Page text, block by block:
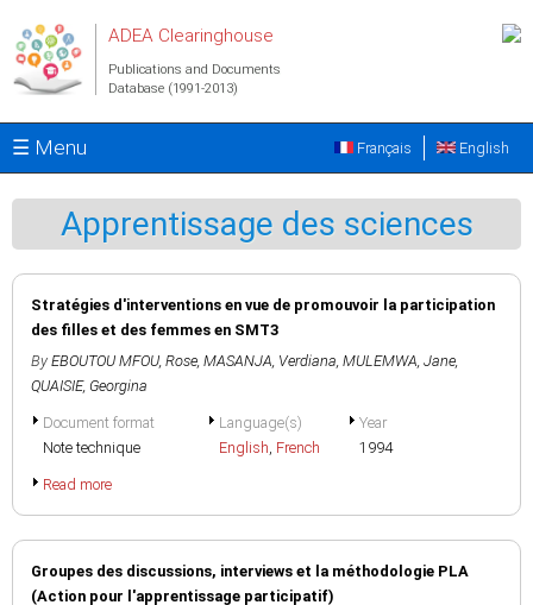
ADEA Clearinghouse
Publications and Documents
Database (1991-2013)
☰ Menu English
Français
Apprentissage des sciences
Stratégies d'interventions en vue de promouvoir la participation
des filles et des femmes en SMT3
By EBOUTOU MFOU, Rose, MASANJA, Verdiana, MULEMWA, Jane,
QUAISIE, Georgina
Document format
Note technique
Language(s)
English, French
Year
1994
Read more
Groupes des discussions, interviews et la méthodologie PLA
(Action pour l'apprentissage participatif)